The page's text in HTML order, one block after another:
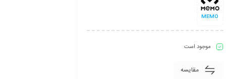
MEMO
موجود است
مقایسه